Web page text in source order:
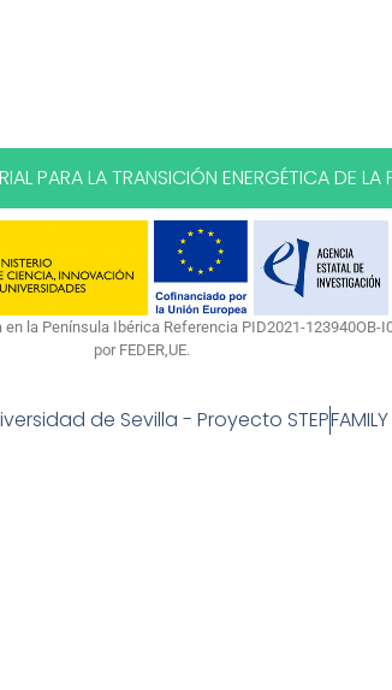
PARA LA TRANSICIÓN ENERGÉTICA DE LA
la Península Ibérica Referencia PID2021-
por FEDER,UE.
de Sevilla - Proyecto STEP